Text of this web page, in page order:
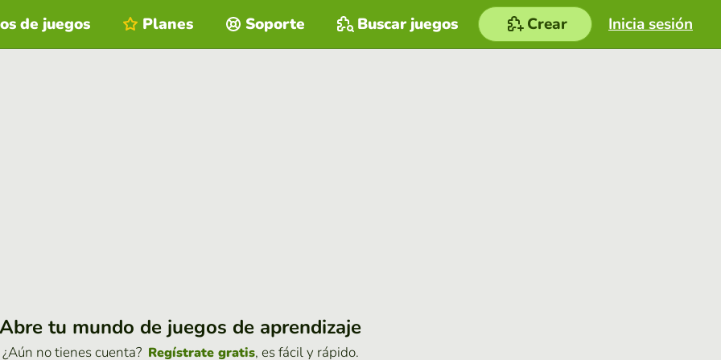
Inicia sesión
de juegos Planes Soporte Buscar juegos Crear
Abre tu mundo de juegos de aprendizaje
¿Aún no tienes cuenta? Regístrate gratis, es fácil y rápido.